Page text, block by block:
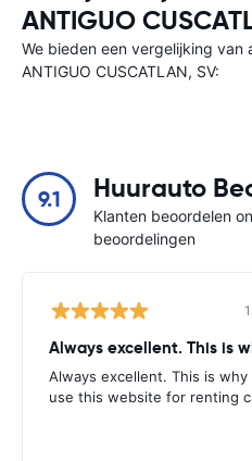
ANTIGUO
We bieden een vergelijking van
ANTIGUO CUSCATLAN, SV:
9.1 Huurauto
Klanten beoordelen
beoordelingen
Always excellent. This is
Always excellent. This is why
use this website for renting